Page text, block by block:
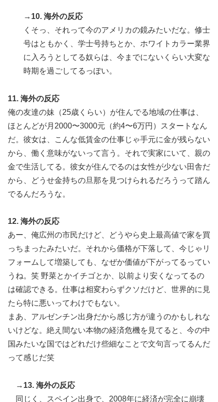
→10. 海外の反応
くそっ、それって今のアメリカの鏡みたいだな。修士
号はともかく、学士号持ちとか、ホワイトカラー業界
に入ろうとしてる奴らは、今までにないくらい大変な
時期を過ごしてるっぽい。
11. 海外の反応
俺の友達の妹（25歳くらい）が住んでる地域の仕事は、
ほとんどが月2000〜3000元（約4〜6万円）スタートなん
だ。彼女は、こんな低賃金の仕事じゃ手元に金が残らない
から、働く意味がないって言う。それで実家にいて、親の
金で生活してる。彼女が住んでるのは女性が少ない田舎だ
から、どうせ金持ちの旦那を見つけられるだろうって踏ん
でるんだろうな。
12. 海外の反応
あー、俺広州の市民だけど、どうやら史上最高値で家を買
っちまったみたいだ。それから価格が下落して、今じゃリ
フォームして増築しても、なぜか価値が下がってるってい
うね。笑 野菜とかイチゴとか、以前より安くなってるの
は確認できる。仕事は相変わらずクソだけど、世界的に見
たら特に悪いってわけでもない。
まあ、アルゼンチン出身だから感じ方が違うのかもしれな
いけどな。絶え間ない本物の経済危機を見てると、今の中
国みたいな国ではどれだけ些細なことで文句言ってるんだ
って感じだ笑
→13. 海外の反応
同じく、スペイン出身で、2008年に経済が完全に崩壊